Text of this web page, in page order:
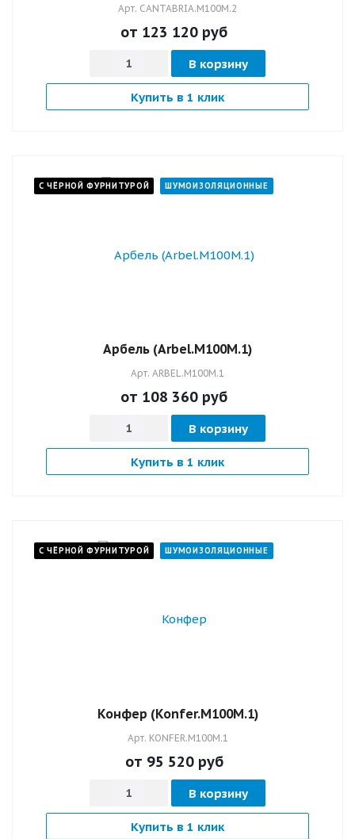
Арт. CANTABRIA.M100M.2
от 123 120 руб
В корзину
Купить в 1 клик
С ЧЁРНОЙ ФУРНИТУРОЙ ШУМОИЗОЛЯЦИОННЫЕ
Арбель (Arbel.M100M.1)
Арт. ARBEL.M100M.1
от 108 360 руб
В корзину
Купить в 1 клик
С ЧЁРНОЙ ФУРНИТУРОЙ ШУМОИЗОЛЯЦИОННЫЕ
Конфер (Konfer.M100M.1)
Арт. KONFER.M100M.1
от 95 520 руб
В корзину
Купить в 1 клик